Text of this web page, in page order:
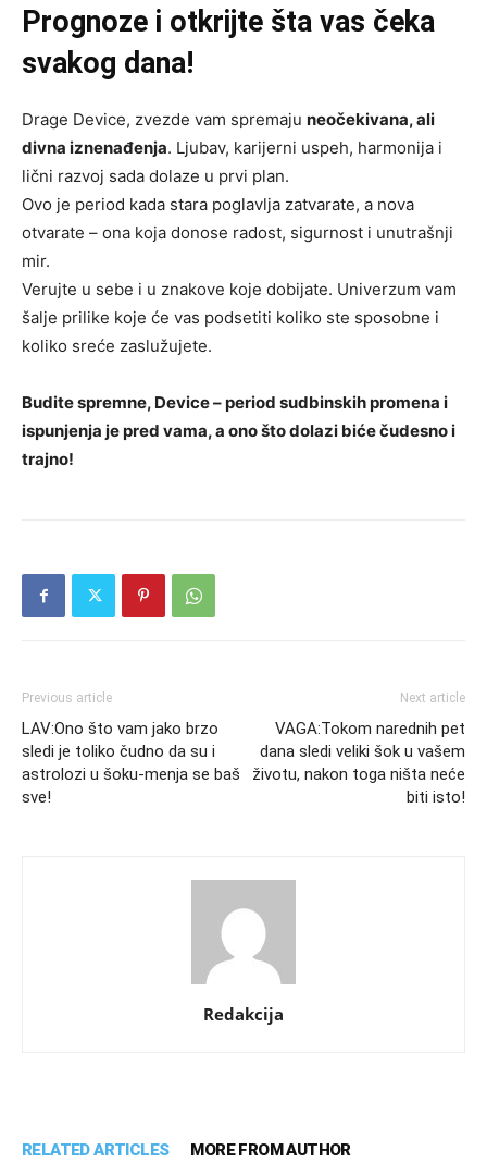
Prognoze i otkrijte šta vas čeka
svakog dana!
Drage Device, zvezde vam spremaju neočekivana, ali
divna iznenađenja. Ljubav, karijerni uspeh, harmonija i
lični razvoj sada dolaze u prvi plan.
Ovo je period kada stara poglavlja zatvarate, a nova
otvarate – ona koja donose radost, sigurnost i unutrašnji
mir.
Verujte u sebe i u znakove koje dobijate. Univerzum vam
šalje prilike koje će vas podsetiti koliko ste sposobne i
koliko sreće zaslužujete.
Budite spremne, Device – period sudbinskih promena i
ispunjenja je pred vama, a ono što dolazi biće čudesno i
trajno!
Previous article
LAV:Ono što vam jako brzo
sledi je toliko čudno da su i
astrolozi u šoku-menja se baš
sve!
Next article
VAGA:Tokom narednih pet
dana sledi veliki šok u vašem
životu, nakon toga ništa neće
biti isto!
Redakcija
RELATED ARTICLES MORE FROM AUTHOR